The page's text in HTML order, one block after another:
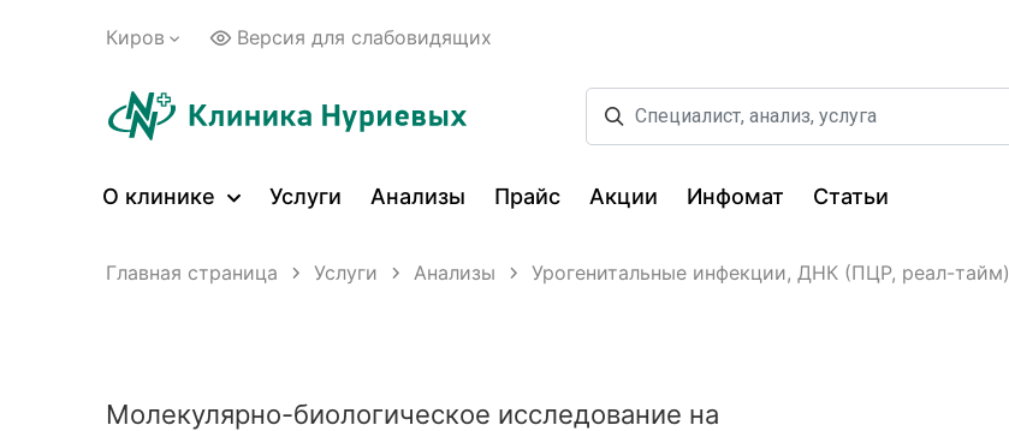
Киров Версия для слабовидящих
О клинике Услуги Анализы Прайс Акции Инфомат Статьи
Главная страница Услуги Анализы Урогенитальные инфекции, ДНК (ПЦР, реал-тайм)
Молекулярно-биологическое исследование на